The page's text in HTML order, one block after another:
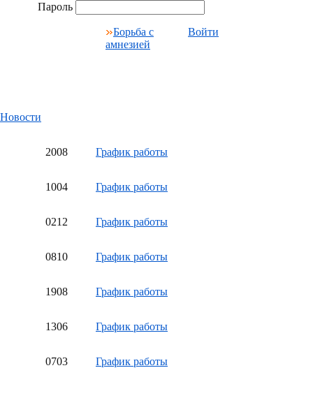
Пароль
Борьба с
амнезией
Войти
Новости
2008 График работы
1004 График работы
0212 График работы
0810 График работы
1908 График работы
1306 График работы
0703 График работы